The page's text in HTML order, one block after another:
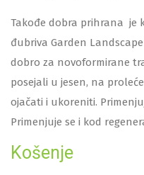
Takođe dobra prihrana je
đubriva Garden
dobro za novoformirane
posejali u jesen, na
ojačati i ukoreniti.
Primenjuje se i kod
Košenje